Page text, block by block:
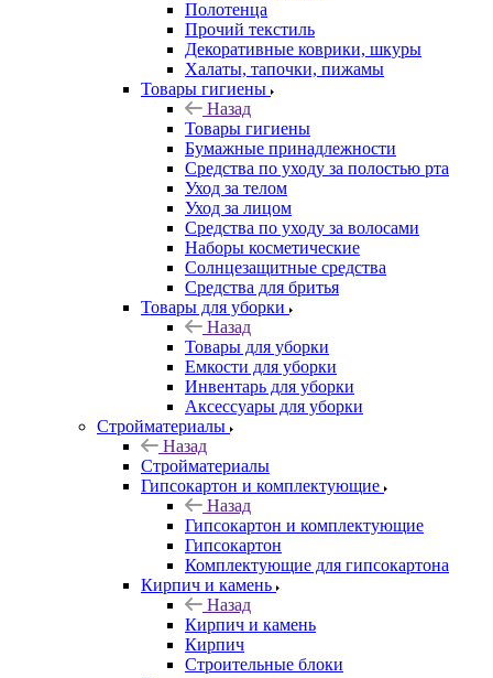
Полотенца
Прочий текстиль
Декоративные коврики, шкуры
Халаты, тапочки, пижамы
Товары гигиены
Назад
Товары гигиены
Бумажные принадлежности
Средства по уходу за полостью рта
Уход за телом
Уход за лицом
Средства по уходу за волосами
Наборы косметические
Солнцезащитные средства
Средства для бритья
Товары для уборки
Назад
Товары для уборки
Емкости для уборки
Инвентарь для уборки
Аксессуары для уборки
Стройматериалы
Назад
Стройматериалы
Гипсокартон и комплектующие
Назад
Гипсокартон и комплектующие
Гипсокартон
Комплектующие для гипсокартона
Кирпич и камень
Назад
Кирпич и камень
Кирпич
Строительные блоки